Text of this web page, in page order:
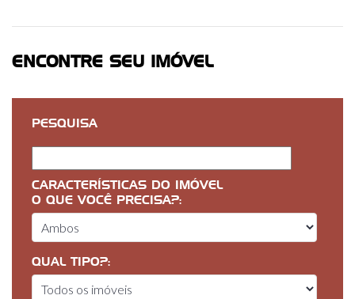
ENCONTRE SEU IMÓVEL
PESQUISA
CARACTERÍSTICAS DO IMÓVEL
O QUE VOCÊ PRECISA?:
QUAL TIPO?: